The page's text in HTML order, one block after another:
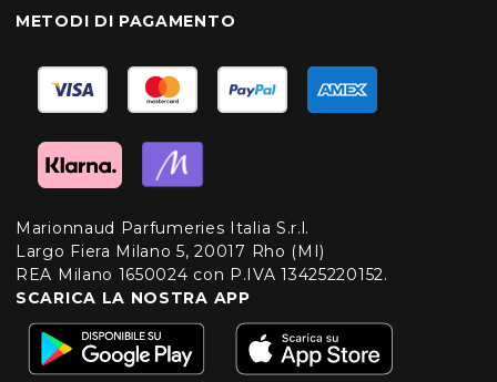
METODI DI PAGAMENTO
Marionnaud Parfumeries Italia S.r.l.
Largo Fiera Milano 5, 20017 Rho (MI)
REA Milano 1650024 con P.IVA 13425220152.
SCARICA LA NOSTRA APP